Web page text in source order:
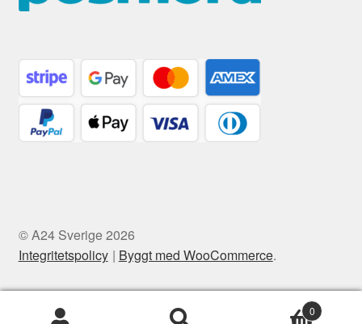
© A24 Sverige 2026
Integritetspolicy
Byggt med WooCommerce.
0